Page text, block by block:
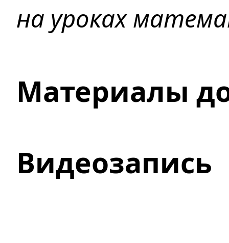
на уроках
Материалы
Видеозапись